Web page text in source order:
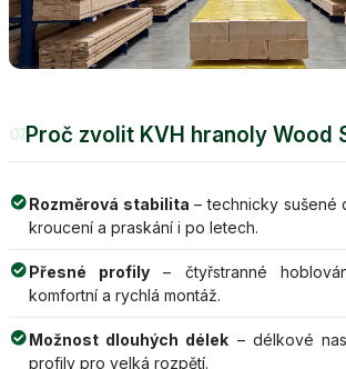
07Proč zvolit KVH hranoly Wood
Rozměrová stabilita – technicky sušené
kroucení a praskání i po letech.
Přesné profily – čtyřstranné
komfortní a rychlá montáž.
Možnost dlouhých délek – délkové
profily pro velká rozpětí.